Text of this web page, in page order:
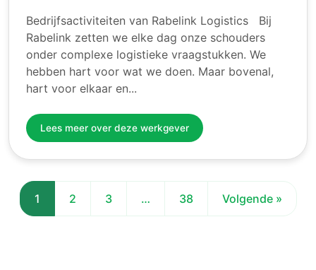
Bedrijfsactiviteiten van Rabelink Logistics Bij
Rabelink zetten we elke dag onze schouders
onder complexe logistieke vraagstukken. We
hebben hart voor wat we doen. Maar bovenal,
hart voor elkaar en...
Lees meer over deze werkgever
1 2 3 … 38 Volgende »